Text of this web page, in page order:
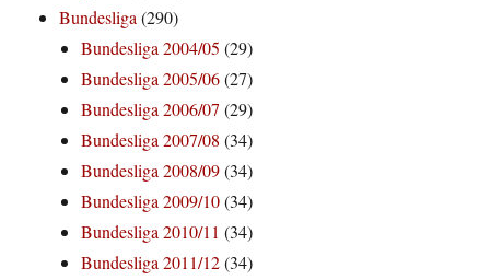
Bundesliga(290)
Bundesliga 2004/05 (29)
Bundesliga 2005/06(27)
Bundesliga 2006/07 (29)
Bundesliga 2007/08 (34)
Bundesliga 2008/09(34)
Bundesliga 2009/10(34)
Bundesliga 2010/11 (34)
Bundesliga 2011/12(34)